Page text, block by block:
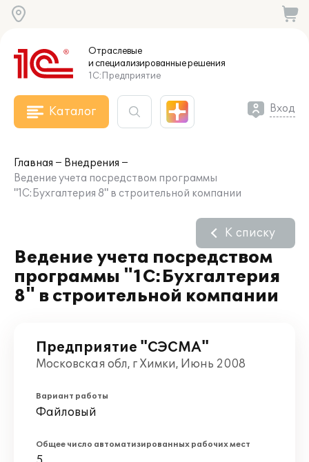
Отраслевые
и специализированныерешения
1С:Предприятие
Каталог Вход
Главная
Внедрения
Ведение учета посредством программы
"1С:Бухгалтерия 8" в строительной компании
Ведение учета посредством
программы "1С:Бухгалтерия
8" в строительной компании
К списку
Предприятие "СЭСМА"
Московская обл, г Химки, Июнь 2008
Вариант работы
Файловый
Общее число автоматизированных рабочих мест